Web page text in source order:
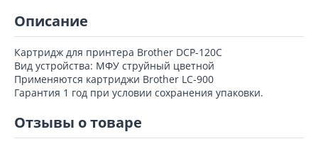
Описание
Картридж для принтера Brother DCP-120C
Вид устройства: МФУ струйный цветной
Применяются картриджи Brother LC-900
Гарантия 1 год при условии сохранения упаковки.
Отзывы о товаре